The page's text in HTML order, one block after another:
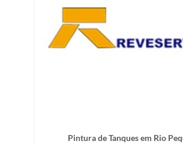
Pintura de Tanques em Rio